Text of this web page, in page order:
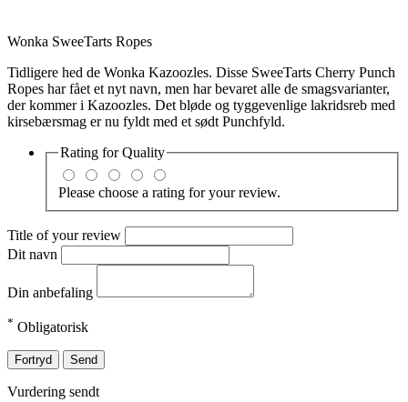
Wonka SweeTarts Ropes
Tidligere hed de Wonka Kazoozles. Disse SweeTarts Cherry Punch
Ropes har fået et nyt navn, men har bevaret alle de smagsvarianter,
der kommer i Kazoozles. Det bløde og tyggevenlige lakridsreb med
kirsebærsmag er nu fyldt med et sødt Punchfyld.
Rating forQuality
Please choose a rating for your review.
Title of your review
Dit navn
Din anbefaling
* Obligatorisk
Fortryd Send
Vurdering sendt